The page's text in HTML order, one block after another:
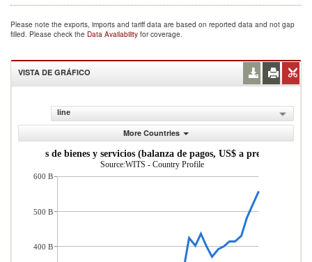
Please note the exports, imports and tariff data are based on reported data and not gap
filled. Please check the Data Availability for coverage.
VISTA DE GRÁFICO
line
More Countries
de bienes y servicios (balanza de pagos, US$ a precios
Source:WITS - Country Profile
600 B
500 B
400 B